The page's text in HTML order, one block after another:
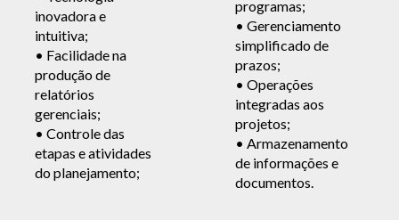
inovadora e
intuitiva;
• Facilidade na
produção de
relatórios
gerenciais;
• Controle das
etapas e atividades
do planejamento;
programas;
• Gerenciamento
simplificado de
prazos;
• Operações
integradas aos
projetos;
• Armazenamento
de informações e
documentos.